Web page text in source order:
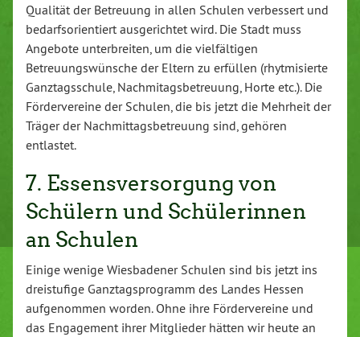
Qualität der Betreuung in allen Schulen verbessert und
bedarfsorientiert ausgerichtet wird. Die Stadt muss
Angebote unterbreiten, um die vielfältigen
Betreuungswünsche der Eltern zu erfüllen (rhytmisierte
Ganztagsschule, Nachmitagsbetreuung, Horte etc.). Die
Fördervereine der Schulen, die bis jetzt die Mehrheit der
Träger der Nachmittagsbetreuung sind, gehören
entlastet.
7. Essensversorgung von
Schülern und Schülerinnen
an Schulen
Einige wenige Wiesbadener Schulen sind bis jetzt ins
dreistufige Ganztagsprogramm des Landes Hessen
aufgenommen worden. Ohne ihre Fördervereine und
das Engagement ihrer Mitglieder hätten wir heute an